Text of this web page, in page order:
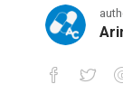
April 23, 2018